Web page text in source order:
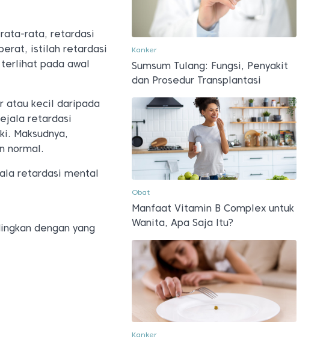
rata-rata, retardasi
istilah retardasi
pada awal
atau kecil daripada
retardasi
Maksudnya,
normal.
retardasi mental
dengan yang
Kanker
Sumsum Tulang: Fungsi, Penyakit
dan Prosedur Transplantasi
Obat
Manfaat Vitamin B Complex untuk
Wanita, Apa Saja Itu?
Kanker